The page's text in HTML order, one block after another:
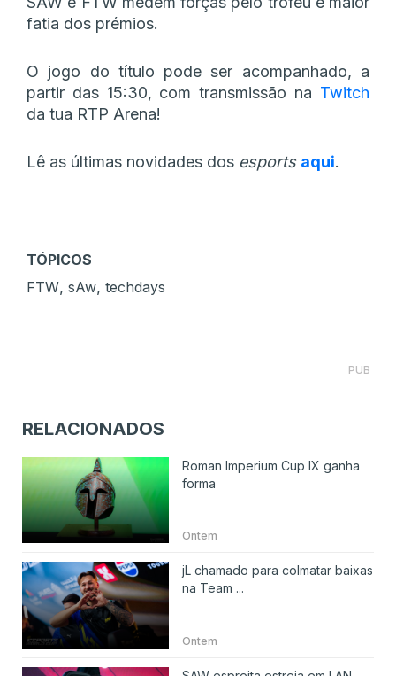
fatia dos prémios.
O jogo do título pode ser acompanhado, a
partir das 15:30, com transmissão na Twitch
da tua RTP Arena!
Lê as últimas novidades dos esports aqui.
TÓPICOS
FTW, sAw, techdays
PUB
RELACIONADOS
Roman Imperium Cup IX ganha
forma
Ontem
jL chamado para colmatar baixas
na Team ...
Ontem